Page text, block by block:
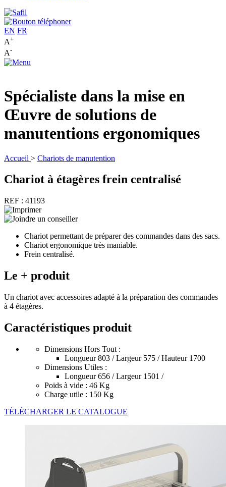
EN FR
A+
A-
Spécialiste dans la mise en
Œuvre de solutions de
manutentions ergonomiques
Accueil > Chariots de manutention
Chariot à étagères frein centralisé
REF : 41193
Chariot permettant de préparer des commandes dans des sacs.
Chariot ergonomique très maniable.
Frein centralisé.
Le + produit
Un chariot avec accessoires adapté à la préparation des commandes
à 4 étagères.
Caractéristiques produit
Dimensions Hors Tout :
Longueur 803 / Largeur 575 / Hauteur 1700
Dimensions Utiles :
Longueur 656 / Largeur 1501 /
Poids à vide : 46 Kg
Charge utile : 150 Kg
TÉLÉCHARGER LE CATALOGUE